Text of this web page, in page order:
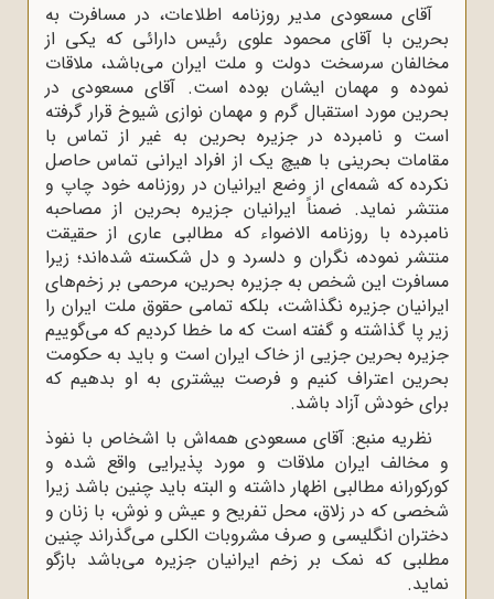
آقای مسعودی مدیر روزنامه اطلاعات، در مسافرت به
بحرین با آقای محمود علوی رئیس دارائی که یکی از
مخالفان سرسخت دولت و ملت ایران می‌باشد، ملاقات
نموده و مهمان ایشان بوده است. آقای مسعودی در
بحرین مورد استقبال گرم و مهمان نوازی شیوخ قرار گرفته
است و نامبرده در جزیره بحرین به غیر از تماس با
مقامات بحرینی با هیچ یک از افراد ایرانی تماس حاصل
نکرده که شمه‌ای از وضع ایرانیان در روزنامه خود چاپ و
منتشر نماید. ضمناً ایرانیان جزیره بحرین از مصاحبه
نامبرده با روزنامه الاضواء که مطالبی عاری از حقیقت
منتشر نموده، نگران و دلسرد و دل شکسته شده‌اند؛ زیرا
مسافرت این شخص به جزیره بحرین، مرحمی بر زخم‌های
ایرانیان جزیره نگذاشت، بلکه تمامی حقوق ملت ایران را
زیر پا گذاشته و گفته است که ما خطا کردیم که می‌گوییم
جزیره بحرین جزیی از خاک ایران است و باید به حکومت
بحرین اعتراف کنیم و فرصت بیشتری به او بدهیم که
برای خودش آزاد باشد.
نظریه منبع: آقای مسعودی همه‌اش با اشخاص با نفوذ
و مخالف ایران ملاقات و مورد پذیرایی واقع شده و
کورکورانه مطالبی اظهار داشته و البته باید چنین باشد زیرا
شخصی که در زلاق، محل تفریح و عیش و نوش، با زنان و
دختران انگلیسی و صرف مشروبات الکلی می‌گذراند چنین
مطلبی که نمک بر زخم ایرانیان جزیره می‌باشد بازگو
نماید.